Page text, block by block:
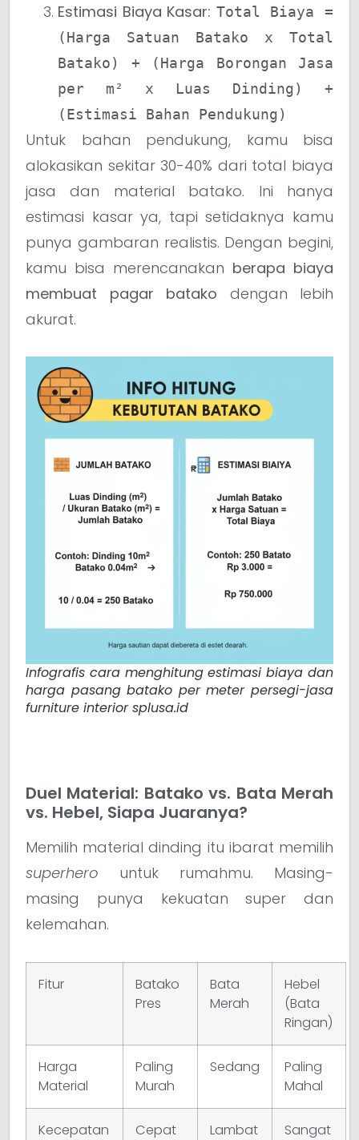
Estimasi Biaya Kasar: Total Biaya =
(Harga Satuan Batako x Total
Batako) + (Harga Borongan Jasa
per m² x Luas Dinding) +
(Estimasi Bahan Pendukung)
Untuk bahan pendukung, kamu bisa
alokasikan sekitar 30-40% dari total biaya
jasa dan material batako. Ini hanya
estimasi kasar ya, tapi setidaknya kamu
punya gambaran realistis. Dengan begini,
kamu bisa merencanakan berapa biaya
membuat pagar batako dengan lebih
akurat.
Infografis cara menghitung estimasi biaya dan
harga pasang batako per meter persegi-jasa
furniture interior splusa.id
Duel Material: Batako vs. Bata Merah
vs. Hebel, Siapa Juaranya?
Memilih material dinding itu ibarat memilih
superhero untuk rumahmu. Masing-
masing punya kekuatan super dan
kelemahan.
Fitur
Batako
Pres
Bata
Merah
Hebel
(Bata
Ringan)
Harga
Material
Paling
Murah
Sedang
Paling
Mahal
Kecepatan
Cepat Lambat
Sangat